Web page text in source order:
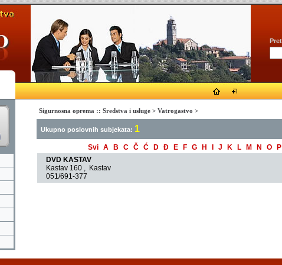
Sigurnosna oprema :: Sredstva i usluge > Vatrogastvo >
Ukupno poslovnih subjekata: 1
Svi A B C Č Ć D Đ E F G H J K L M N O
P
DVD KASTAV
Kastav 160 , Kastav
051/691-377